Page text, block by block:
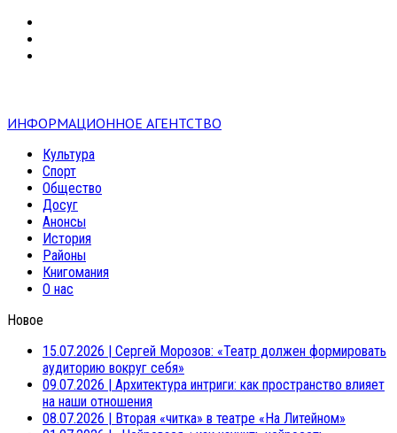
ИНФОРМАЦИОННОЕ АГЕНТСТВО
Культура
Спорт
Общество
Досуг
Анонсы
История
Районы
Книгомания
О нас
Новое
15.07.2026 | Сергей Морозов: «Театр должен формировать
аудиторию вокруг себя»
09.07.2026 | Архитектура интриги: как пространство влияет
на наши отношения
08.07.2026 | Вторая «читка» в театре «На Литейном»